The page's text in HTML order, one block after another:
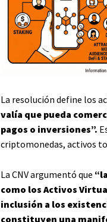
La resolución define los
valía que pueda
pagos o inversiones”.
criptomonedas, activos
La CNV argumentó que
como los Activos
inclusión a los
constituyen una